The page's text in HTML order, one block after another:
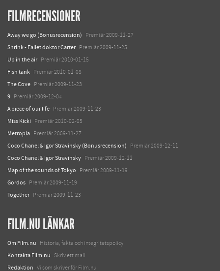
FILMRECENSIONER
Away we go (Bonusrecension) Premiär 2009-11-27
Shrink - Fallet doktor Carter Premiär 2009-11-25
Up in the air Premiär 2010-01-15
Fish tank Premiär 2010-01-08
The Cove Premiär 2009-11-23
9 Premiär 2009-12-04
A piece of our life Premiär 2009-11-23
Miss Kicki Premiär 2010-02-05
Metropia Premiär 2009-11-27
Coco Chanel & Igor Stravinsky (Bonusrecension) Premiär 2009-12-11
Coco Chanel & Igor Stravinsky Premiär 2009-12-11
Map of the sounds of Tokyo Premiär 2009-11-19
Gordos Premiär 2009-11-19
Together Premiär 2009-11-23
FILM.NU LÄNKAR
Om Film.nu Historia, fakta och integritetspolicy
Kontakta Film.nu Skriv ett mail
Redaktion Vi som skriver för Film.nu